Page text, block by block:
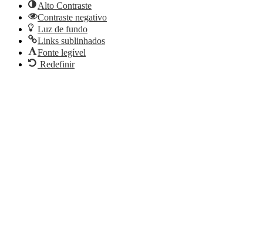
Alto Contraste
Contraste negativo
Luz de fundo
Links sublinhados
Fonte legível
Redefinir